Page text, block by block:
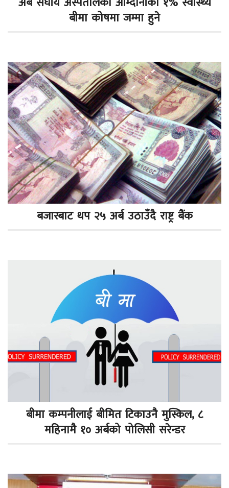
बीमा कोषमा जम्मा हुने
बजारबाट थप २५ अर्ब उठाउँदै राष्ट्र बैंक
बीमा कम्पनीलाई बीमित टिकाउनै मुस्किल, ८
महिनामै १० अर्बको पोलिसी सरेन्डर